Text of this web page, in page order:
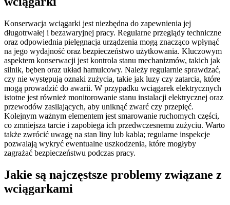
Konserwacja wciągarki jest niezbędna do zapewnienia jej
długotrwałej i bezawaryjnej pracy. Regularne przeglądy techniczne
oraz odpowiednia pielęgnacja urządzenia mogą znacząco wpłynąć
na jego wydajność oraz bezpieczeństwo użytkowania. Kluczowym
aspektem konserwacji jest kontrola stanu mechanizmów, takich jak
silnik, bęben oraz układ hamulcowy. Należy regularnie sprawdzać,
czy nie występują oznaki zużycia, takie jak luzy czy zatarcia, które
mogą prowadzić do awarii. W przypadku wciągarek elektrycznych
istotne jest również monitorowanie stanu instalacji elektrycznej oraz
przewodów zasilających, aby uniknąć zwarć czy przepięć.
Kolejnym ważnym elementem jest smarowanie ruchomych części,
co zmniejsza tarcie i zapobiega ich przedwczesnemu zużyciu. Warto
także zwrócić uwagę na stan liny lub kabla; regularne inspekcje
pozwalają wykryć ewentualne uszkodzenia, które mogłyby
zagrażać bezpieczeństwu podczas pracy.
Jakie są najczęstsze problemy związane z
wciągarkami